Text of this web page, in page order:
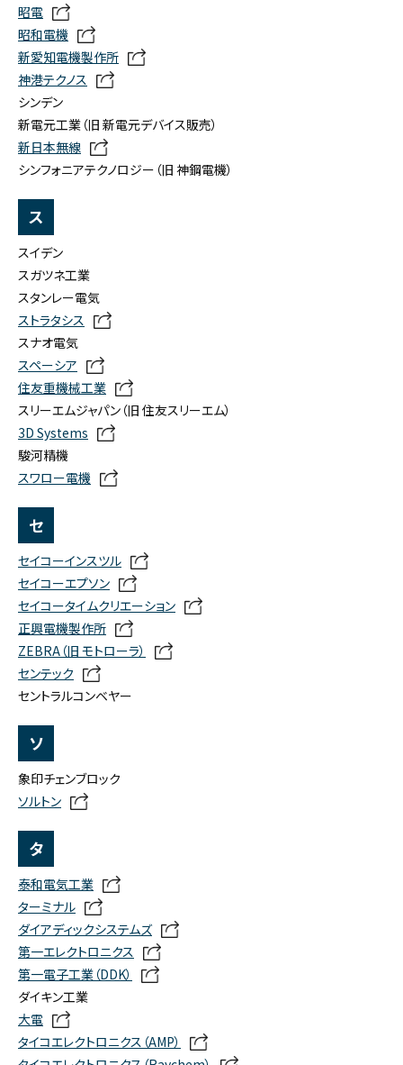
昭電
昭和電機
新愛知電機製作所
神港テクノス
シンデン
新電元工業（旧 新電元デバイス販売）
新日本無線
シンフォニアテクノロジー（旧 神鋼電機）
ス
スイデン
スガツネ工業
スタンレー電気
ストラタシス
スナオ電気
スペーシア
住友重機械工業
スリーエムジャパン（旧 住友スリーエム）
3D Systems
駿河精機
スワロー電機
セ
セイコーインスツル
セイコーエプソン
セイコータイムクリエーション
正興電機製作所
ZEBRA（旧 モトローラ）
センテック
セントラルコンベヤー
ソ
象印チェンブロック
ソルトン
タ
泰和電気工業
ターミナル
ダイアディックシステムズ
第一エレクトロニクス
第一電子工業（DDK）
ダイキン工業
大電
タイコエレクトロニクス（AMP）